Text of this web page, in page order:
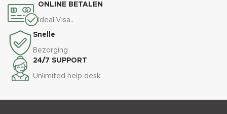
ONLINE BETALEN
Ideal,Visa..
Snelle
Bezorging
24/7 SUPPORT
Unlimited help desk